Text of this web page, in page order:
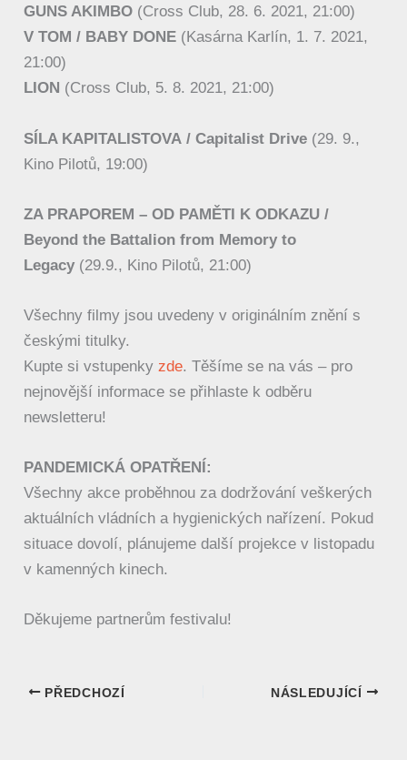
GUNS AKIMBO (Cross Club, 28. 6. 2021, 21:00)
V TOM / BABY DONE (Kasárna Karlín, 1. 7. 2021,
21:00)
LION (Cross Club, 5. 8. 2021, 21:00)
SÍLA KAPITALISTOVA / Capitalist Drive (29. 9.,
Kino Pilotů, 19:00)
ZA PRAPOREM – OD PAMĚTI K ODKAZU /
Beyond the Battalion from Memory to
Legacy (29.9., Kino Pilotů, 21:00)
Všechny filmy jsou uvedeny v originálním znění s
českými titulky.
Kupte si vstupenkyzde. Těšíme se na vás – pro
nejnovější informace se přihlaste k odběru
newsletteru!
PANDEMICKÁ OPATŘENÍ:
Všechny akce proběhnou za dodržování veškerých
aktuálních vládních a hygienických nařízení. Pokud
situace dovolí, plánujeme další projekce v listopadu
v kamenných kinech.
Děkujeme partnerům festivalu!
PŘEDCHOZÍ NÁSLEDUJÍCÍ